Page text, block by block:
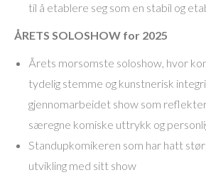
til å etablere seg som en stabil og
ÅRETS SOLOSHOW for 2025
Årets morsomste soloshow, hvor
tydelig stemme og kunstnerisk
gjennomarbeidet show som
særegne komiske uttrykk og
Standupkomikeren som har hatt
utvikling med sitt show